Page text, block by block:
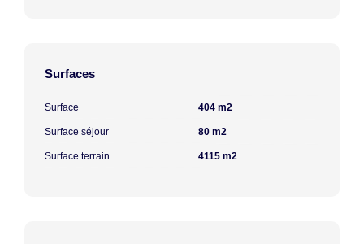
Surfaces
Surface 404 m2
Surface séjour 80 m2
Surface terrain 4115 m2